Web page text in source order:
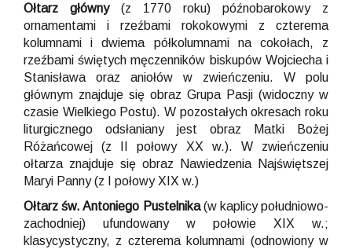
Ołtarz główny(z 1770 roku) późnobarokowy z
ornamentami i rzeźbami rokokowymi z czterema
kolumnami i dwiema półkolumnami na cokołach, z
rzeźbami świętych męczenników biskupów Wojciecha i
Stanisława oraz aniołów w zwieńczeniu. W polu
głównym znajduje się obraz Grupa Pasji (widoczny w
czasie Wielkiego Postu). W pozostałych okresach roku
liturgicznego odsłaniany jest obraz Matki Bożej
Różańcowej (z II połowy XX w.). W zwieńczeniu
ołtarza znajduje się obraz Nawiedzenia Najświętszej
Maryi Panny (z I połowy XIX w.)
Ołtarz św. Antoniego Pustelnika(w kaplicy południowo-
zachodniej) ufundowany w połowie XIX w.;
klasycystyczny, z czterema kolumnami (odnowiony w